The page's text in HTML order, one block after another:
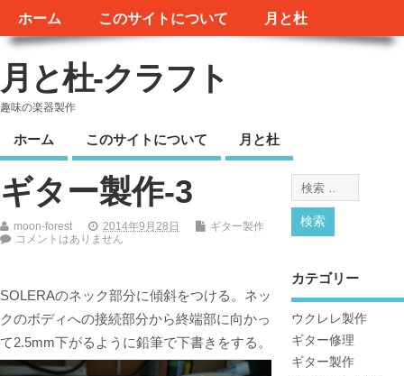
ホーム このサイトについて 月と杜
月と杜-クラフト
趣味の楽器製作
ホーム このサイトについて 月と杜
ギター製作-3
moon-forest 2014年9月28日
ギター製作
コメントはありません
SOLERAのネック部分に傾斜をつける。ネッ
クのボディへの接続部分から終端部に向かっ
て2.5mm下がるように鉛筆で下書きをする。
カテゴリー
ウクレレ製作
ギター修理
ギター製作